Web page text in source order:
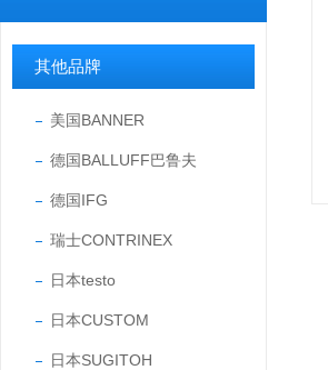
其他品牌
美国BANNER
德国BALLUFF巴鲁夫
德国IFG
瑞士CONTRINEX
日本testo
日本CUSTOM
日本SUGITOH